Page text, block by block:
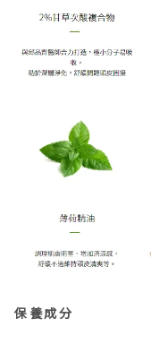
保養成分